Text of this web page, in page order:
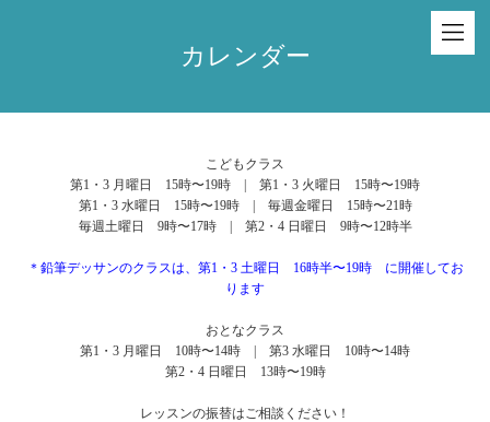
カレンダー
こどもクラス
第1・3 月曜日 15時〜19時 | 第1・3 火曜日 15時〜19時
第1・3 水曜日 15時〜19時 | 毎週金曜日 15時〜21時
毎週土曜日 9時〜17時 | 第2・4 日曜日 9時〜12時半
＊鉛筆デッサンのクラスは、第1・3 土曜日 16時半〜19時 に開催してお
ります
おとなクラス
第1・3 月曜日 10時〜14時 | 第3 水曜日 10時〜14時
第2・4 日曜日 13時〜19時
レッスンの振替はご相談ください！